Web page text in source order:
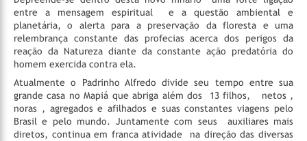
entre a mensagem espiritual
e a questão ambiental e
planetária, o alerta para a preservação da floresta e uma
relembrança constante das profecias acerca dos perigos da
reação da Natureza diante da constante ação predatória do
homem exercida contra ela.
Atualmente o Padrinho Alfredo divide seu tempo entre sua
grande casa no Mapiá que abriga além dos
13 filhos,
netos ,
noras , agregados e afilhados e suas constantes viagens pelo
Brasil e pelo mundo. Juntamente com seus
auxiliares mais
diretos, continua em franca atividade
na direção das diversas